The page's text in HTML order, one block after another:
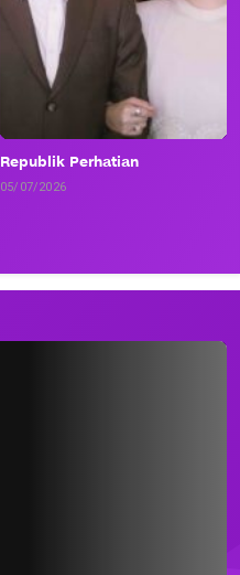
Republik Perhatian
05/07/2026